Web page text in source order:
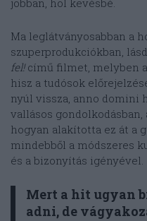
jobban, hol kevésbé.
Ma leglátványosabban a
szuperprodukciókban,
fel!című filmet, melyben
hisz a tudósok
nyúl vissza, anno domini
vallásos
hogyan alakította ez át a
mindebből a módszeres
és a bizonyítás igényével.
Mert a hit ugyan
adni, de